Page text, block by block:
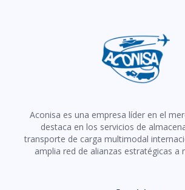
Aconisa es una empresa líder en el
destaca en los servicios de
transporte de carga multimodal
amplia red de alianzas estratégicas a